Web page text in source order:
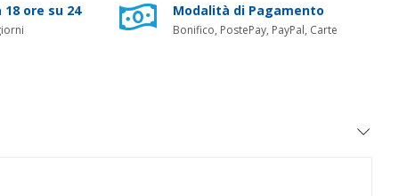
ore su 24 Modalità di Pagamento
Bonifico, PostePay, PayPal, Carte